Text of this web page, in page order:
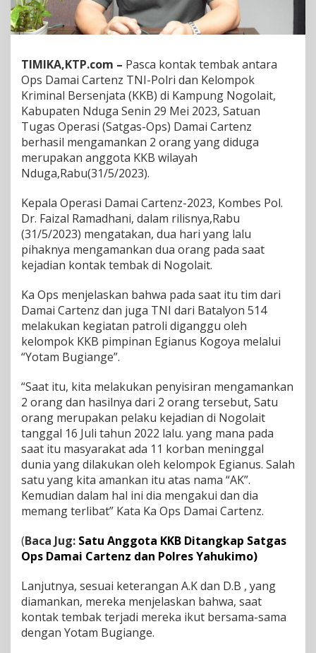
a
m
a
C
a
r
t
e
n
z
T
N
I
P
o
l
r
i
d
n
K
K
B
d
u
g
a
,
2
O
r
a
n
g
D
a
m
n
a
n
TIMIKA,KTP.com – Pasca kontak tembak antara
Ops Damai Cartenz TNI-Polri dan Kelompok
Kriminal Bersenjata (KKB) di Kampung Nogolait,
Kabupaten Nduga Senin 29 Mei 2023, Satuan
Tugas Operasi (Satgas-Ops) Damai Cartenz
berhasil mengamankan 2 orang yang diduga
merupakan anggota KKB wilayah
Nduga,Rabu(31/5/2023).
Kepala Operasi Damai Cartenz-2023, Kombes Pol.
Dr. Faizal Ramadhani, dalam rilisnya,Rabu
(31/5/2023) mengatakan, dua hari yang lalu
pihaknya mengamankan dua orang pada saat
kejadian kontak tembak di Nogolait.
Ka Ops menjelaskan bahwa pada saat itu tim dari
Damai Cartenz dan juga TNI dari Batalyon 514
melakukan kegiatan patroli diganggu oleh
kelompok KKB pimpinan Egianus Kogoya melalui
“Yotam Bugiange”.
“Saat itu, kita melakukan penyisiran mengamankan
2 orang dan hasilnya dari 2 orang tersebut, Satu
orang merupakan pelaku kejadian di Nogolait
tanggal 16 Juli tahun 2022 lalu. yang mana pada
saat itu masyarakat ada 11 korban meninggal
dunia yang dilakukan oleh kelompok Egianus. Salah
satu yang kita amankan itu atas nama “AK”.
Kemudian dalam hal ini dia mengakui dan dia
memang terlibat” Kata Ka Ops Damai Cartenz.
(Baca Jug: Satu Anggota KKB Ditangkap Satgas
Ops Damai Cartenz dan Polres Yahukimo)
Lanjutnya, sesuai keterangan A.K dan D.B , yang
diamankan, mereka menjelaskan bahwa, saat
kontak tembak terjadi mereka ikut bersama-sama
dengan Yotam Bugiange.